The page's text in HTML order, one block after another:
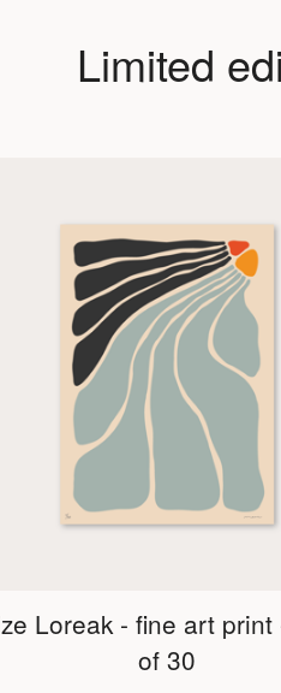
Limited
Loreak - fine art
of 30